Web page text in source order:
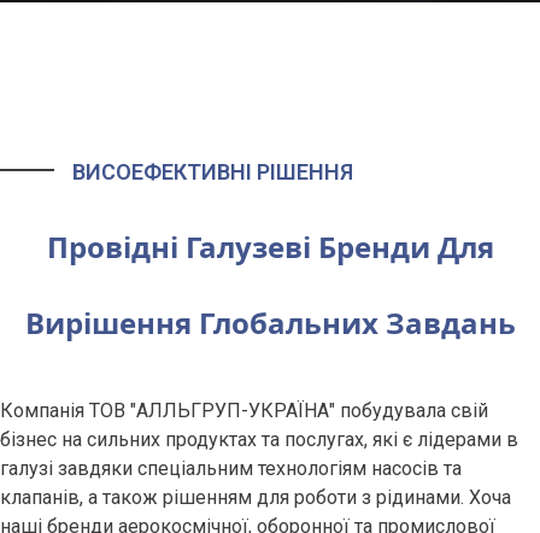
ВИСОЕФЕКТИВНІ РІШЕННЯ
Провідні Галузеві Бренди Для
Вирішення Глобальних Завдань
Компанія ТОВ "АЛЛЬГРУП-УКРАЇНА" побудувала свій
бізнес на сильних продуктах та послугах, які є лідерами в
галузі завдяки спеціальним технологіям насосів та
клапанів, а також рішенням для роботи з рідинами. Хоча
наші бренди аерокосмічної, оборонної та промислової